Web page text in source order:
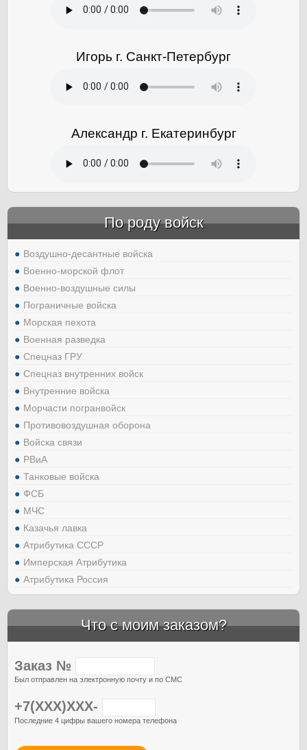
Игорь г. Санкт-Петербург
Александр г. Екатеринбург
По роду войск
Воздушно-десантные войска
Военно-морской флот
Военно-воздушные силы
Пограничные войска
Морская пехота
Военная разведка
Спецназ ГРУ
Спецназ внутренних войск
Внутренние войска
Морчасти погранвойск
Противовоздушная оборона
Войска связи
РВиА
Танковые войска
ФСБ
МЧС
Казачья лавка
Атрибутика СССР
Имперская Атрибутика
Атрибутика Россия
Что с моим заказом?
Заказ №
Был отправлен на электронную почту и по СМС
+7(XXX)XXX-
Последние 4 цифры вашего номера телефона